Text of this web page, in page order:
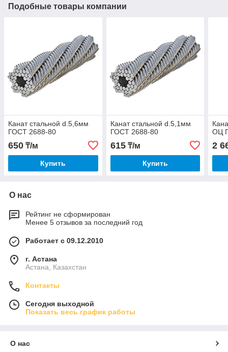
Подобные товары компании
Канат стальной d.5,6мм
ГОСТ 2688-80
650 ₸/м
Купить
Канат стальной d.5,1мм
ГОСТ 2688-80
615₸/м
Купить
ОЦ
2
О нас
Рейтинг не сформирован
Менее 5 отзывов за последний год
Работает с 09.12.2010
г. Астана
Астана, Казахстан
Контакты
Сегодня выходной
Показать весь график работы
О нас